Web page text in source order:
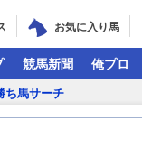
お気に入り馬
競馬新聞 俺プロ
ち馬サーチ